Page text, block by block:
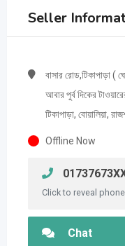
Seller
বাসার রোড,টিকাপাড়া (
আবার পুর্ব দিকের
টিকাপাড়া, বোয়ালিয়া,
Offline Now
Click to reveal
Chat